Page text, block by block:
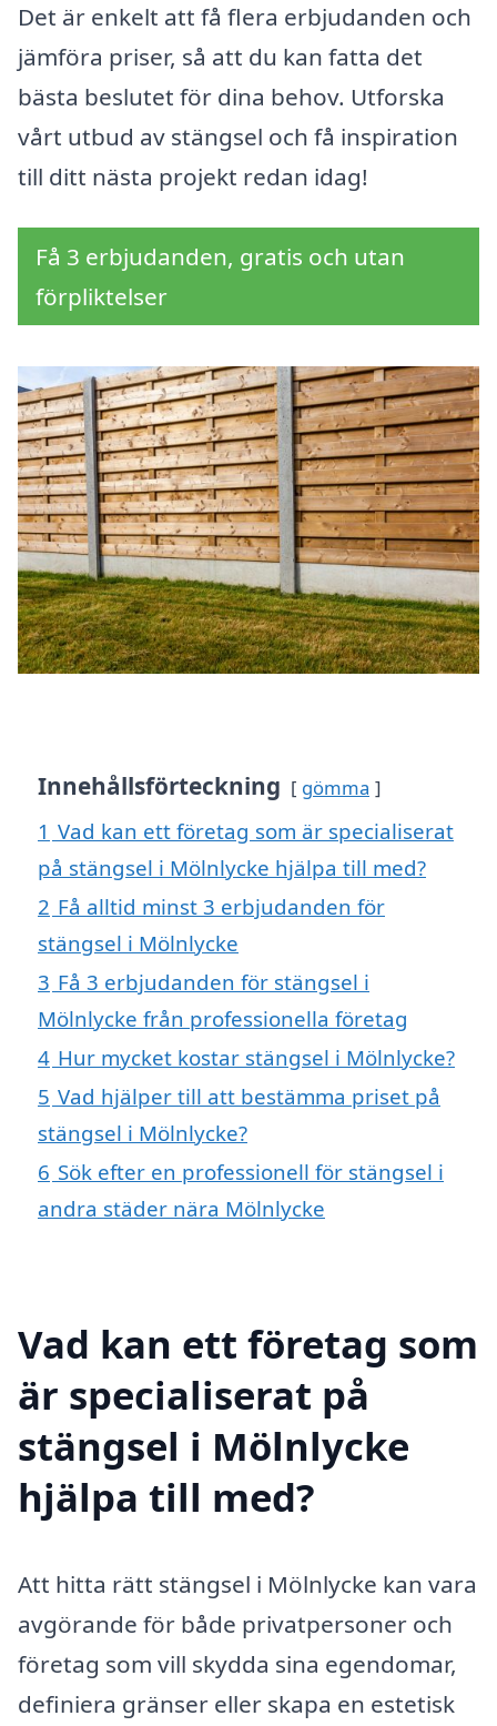
Det är enkelt att få flera erbjudanden och
jämföra priser, så att du kan fatta det
bästa beslutet för dina behov. Utforska
vårt utbud av stängsel och få inspiration
till ditt nästa projekt redan idag!
Få 3 erbjudanden, gratis och utan
förpliktelser
Innehållsförteckning gömma
1 Vad kan ett företag som är specialiserat
på stängsel i Mölnlycke hjälpa till med?
2 Få alltid minst 3 erbjudanden för
stängsel i Mölnlycke
3 Få 3 erbjudanden för stängsel i
Mölnlycke från professionella företag
4 Hur mycket kostar stängsel i Mölnlycke?
5 Vad hjälper till att bestämma priset på
stängsel i Mölnlycke?
6 Sök efter en professionell för stängsel i
andra städer nära Mölnlycke
Vad kan ett företag som
är specialiserat på
stängsel i Mölnlycke
hjälpa till med?
Att hitta rätt stängsel i Mölnlycke kan vara
avgörande för både privatpersoner och
företag som vill skydda sina egendomar,
definiera gränser eller skapa en estetisk